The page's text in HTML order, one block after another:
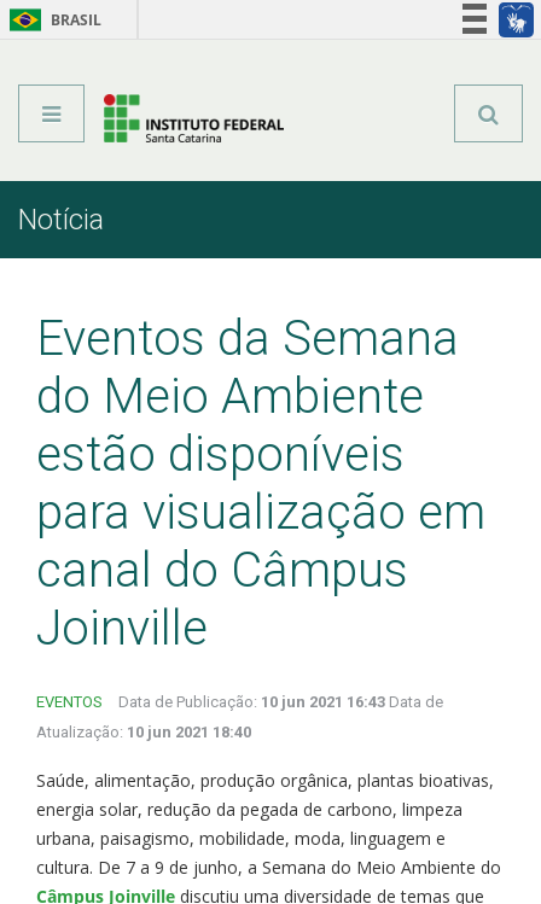
BRASIL
NotíciaInício
Eventos da Semana
do Meio Ambiente
estão disponíveis
para visualização em
canal do Câmpus
Joinville
EVENTOS Data de Publicação: 10 jun 2021 16:43 Data de
Atualização: 10 jun 2021 18:40
Saúde, alimentação, produção orgânica, plantas bioativas,
energia solar, redução da pegada de carbono, limpeza
urbana, paisagismo, mobilidade, moda, linguagem e
cultura. De 7 a 9 de junho, a Semana do Meio Ambiente do
Câmpus Joinville discutiu uma diversidade de temas que